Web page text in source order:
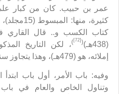
عمر بن حبيب. كان من كبار
كثيرة،
كتاب الكسب و.. قال القاري
(438هـ)
(
[72]
)، لكن التاريخ
إملائه، هو (479هـ)، وهذا يتجاوز سنة وفاته على كل التقديرات.
وفيه: باب الأمر، أول باب ابتدأ
وتناول الخاص والعام في